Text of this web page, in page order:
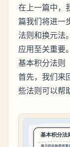
在上一篇中，
篇我们将进一
法则和换元法
应用至关重要。
基本积分法则
首先，我们来
些法则可以帮